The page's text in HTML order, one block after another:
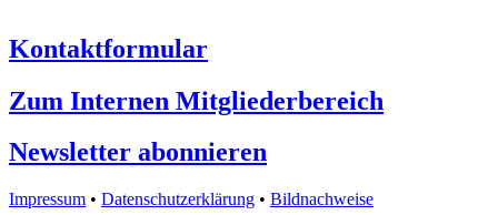
Kontaktformular
Zum Internen Mitgliederbereich
Newsletter abonnieren
Impressum • Datenschutzerklärung • Bildnachweise